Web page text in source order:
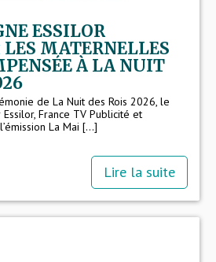
ESSILOR
MATERNELLES
À LA NUIT
de La Nuit des Rois 2026, le
France TV Publicité et
La Mai [...]
Lire la suite